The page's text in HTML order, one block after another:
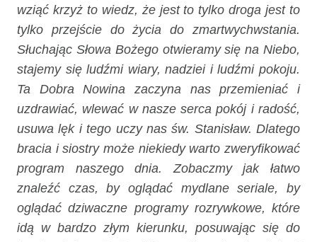
wziąć krzyż to wiedz, że jest to tylko droga jest to
tylko przejście do życia do zmartwychwstania.
Słuchając Słowa Bożego otwieramy się na Niebo,
stajemy się ludźmi wiary, nadziei i ludźmi pokoju.
Ta Dobra Nowina zaczyna nas przemieniać i
uzdrawiać, wlewać w nasze serca pokój i radość,
usuwa lęk i tego uczy nas św. Stanisław. Dlatego
bracia i siostry może niekiedy warto zweryfikować
program naszego dnia. Zobaczmy jak łatwo
znaleźć czas, by oglądać mydlane seriale, by
oglądać dziwaczne programy rozrywkowe, które
idą w bardzo złym kierunku, posuwając się do